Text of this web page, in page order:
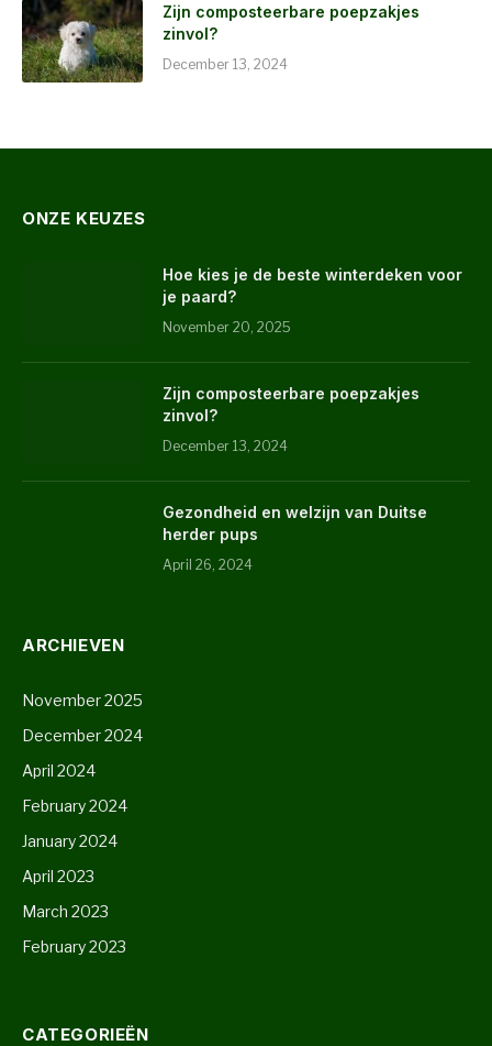
Zijn composteerbare poepzakjes
zinvol?
December 13, 2024
ONZE KEUZES
Hoe kies je de beste winterdeken voor
je paard?
November 20, 2025
Zijn composteerbare poepzakjes
zinvol?
December 13, 2024
Gezondheid en welzijn van Duitse
herder pups
April 26, 2024
ARCHIEVEN
November 2025
December 2024
April 2024
February 2024
January 2024
April 2023
March 2023
February 2023
CATEGORIEËN